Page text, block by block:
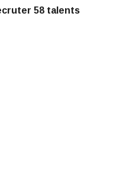
58 talents